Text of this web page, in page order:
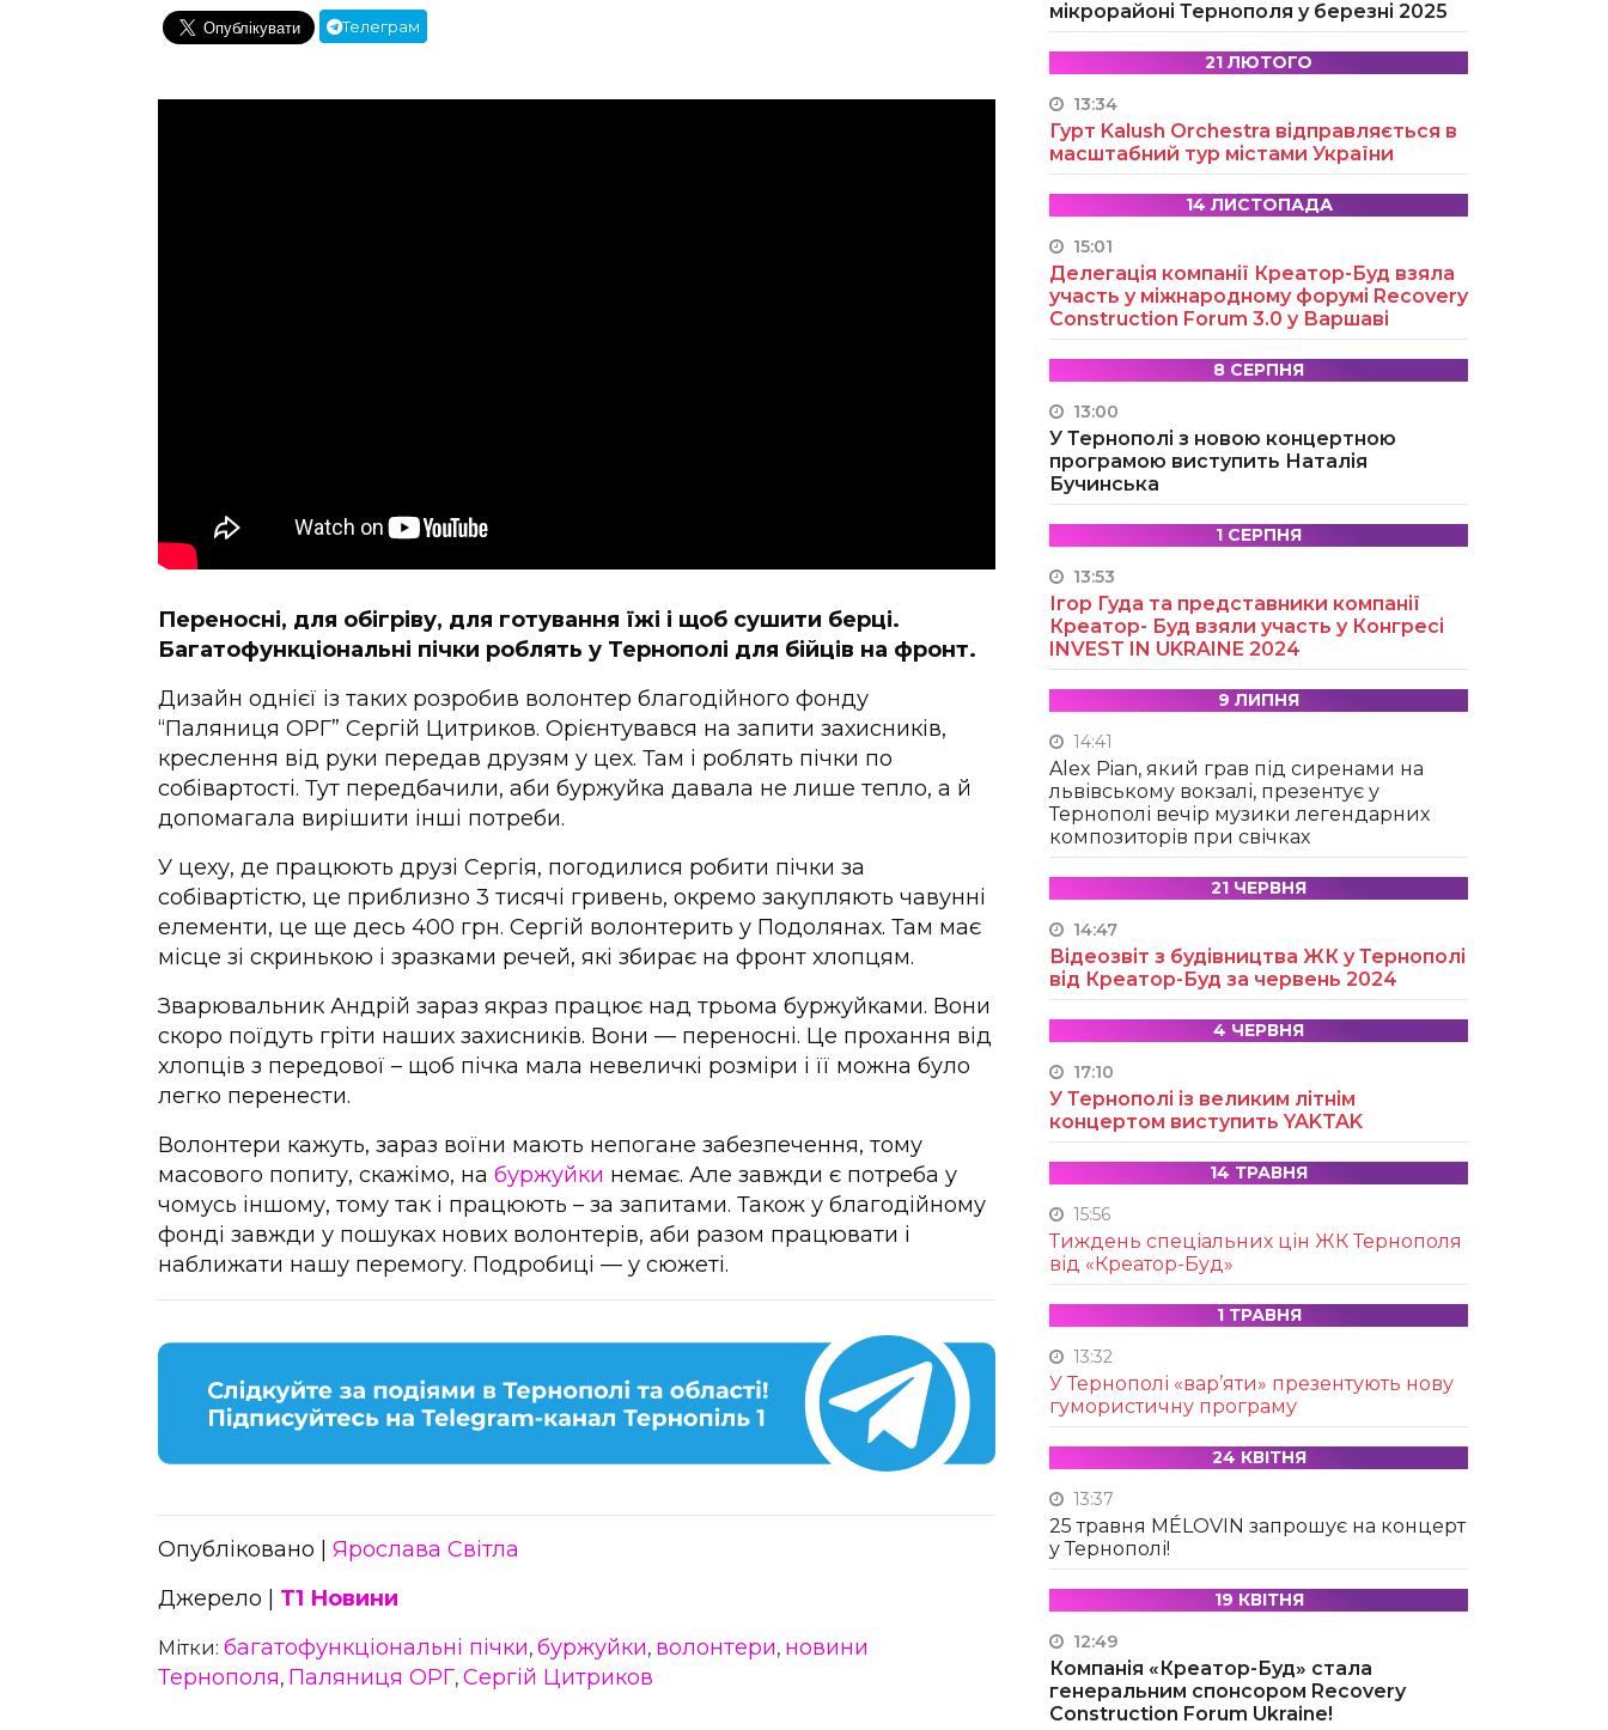
Телеграм
Переносні, для обігріву, для готування їжі і щоб сушити берці.
Багатофункціональні пічки роблять у Тернополі для бійців на фронт.
Дизайн однієї із таких розробив волонтер благодійного фонду
“Паляниця ОРГ” Сергій Цитриков. Орієнтувався на запити захисників,
креслення від руки передав друзям у цех. Там і роблять пічки по
собівартості. Тут передбачили, аби буржуйка давала не лише тепло, а й
допомагала вирішити інші потреби.
У цеху, де працюють друзі Сергія, погодилися робити пічки за
собівартістю, це приблизно 3 тисячі гривень, окремо закупляють чавунні
елементи, це ще десь 400 грн. Сергій волонтерить у Подолянах. Там має
місце зі скринькою і зразками речей, які збирає на фронт хлопцям.
Зварювальник Андрій зараз якраз працює над трьома буржуйками. Вони
скоро поїдуть гріти наших захисників. Вони — переносні. Це прохання від
хлопців з передової – щоб пічка мала невеличкі розміри і її можна було
легко перенести.
Волонтери кажуть, зараз воїни мають непогане забезпечення, тому
масового попиту, скажімо, на буржуйки немає. Але завжди є потреба у
чомусь іншому, тому так і працюють – за запитами. Також у благодійному
фонді завжди у пошуках нових волонтерів, аби разом працювати і
наближати нашу перемогу. Подробиці — у сюжеті.
Опубліковано | Ярослава Світла
Джерело | Т1 Новини
Мітки: багатофункціональні пічки, буржуйки, волонтери, новини
Тернополя, Паляниця ОРГ, Сергій Цитриков
мікрорайоні Тернополя у березні 2025
21 ЛЮТОГО
13:34
Гурт Kalush Orchestra відправляється в
масштабний тур містами України
14 ЛИСТОПАДА
15:01
Делегація компанії Креатор-Буд взяла
участь у міжнародному форумі Recovery
Construction Forum 3.0 у Варшаві
8 СЕРПНЯ
13:00
У Тернополі з новою концертною
програмою виступить Наталія
Бучинська
1 СЕРПНЯ
13:53
Ігор Гуда та представники компанії
Креатор- Буд взяли участь у Конгресі
INVEST IN UKRAINE 2024
9 ЛИПНЯ
14:41
Alex Pian, який грав під сиренами на
львівському вокзалі, презентує у
Тернополі вечір музики легендарних
композиторів при свічках
21 ЧЕРВНЯ
14:47
Відеозвіт з будівництва ЖК у Тернополі
від Креатор-Буд за червень 2024
4 ЧЕРВНЯ
17:10
У Тернополі із великим літнім
концертом виступить YAKTAK
14 ТРАВНЯ
15:56
Тиждень спеціальних цін ЖК Тернополя
від «Креатор-Буд»
1 ТРАВНЯ
13:32
У Тернополі «вар’яти» презентують нову
гумористичну програму
24 КВІТНЯ
13:37
25 травня MÉLOVIN запрошує на концерт
у Тернополі!
19 КВІТНЯ
12:49
Компанія «Креатор-Буд» стала
генеральним спонсором Recovery
Construction Forum Ukraine!